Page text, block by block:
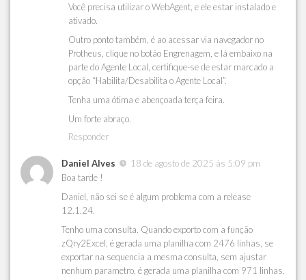
Você precisa utilizar o WebAgent, e ele estar instalado e
ativado.
Outro ponto também, é ao acessar via navegador no
Protheus, clique no botão Engrenagem, e lá embaixo na
parte do Agente Local, certifique-se de estar marcado a
opção “Habilita/Desabilita o Agente Local”.
Tenha uma ótima e abençoada terça feira.
Um forte abraço.
Responder
Daniel Alves
18 de agosto de 2025 às 5:09 pm
Boa tarde !
Daniel, não sei se é algum problema com a release
12.1.24.
Tenho uma consulta. Quando exporto com a função
zQry2Excel, é gerada uma planilha com 2476 linhas, se
exportar na sequencia a mesma consulta, sem ajustar
nenhum parametro, é gerada uma planilha com 971 linhas.